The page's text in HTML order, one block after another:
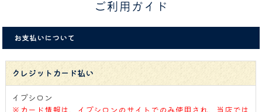
ご利用ガイド
お支払いについて
クレジットカード払い
イプシロン
※カード情報は、イプシロンのサイトでのみ使用され、当店では